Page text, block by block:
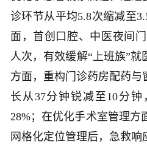
诊环节从平均5.8次缩减至
面，首创口腔、中医夜间
人次，有效缓解“上班族”
方面，重构门诊药房配药
长从37分钟锐减至10分
28%；在优化手术室管理方
网格化定位管理后，急救响